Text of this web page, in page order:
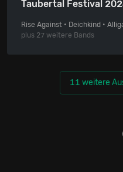
Taubertal Festival
Rise Against • Deichkind •
plus 27 weitere Bands
11 weitere